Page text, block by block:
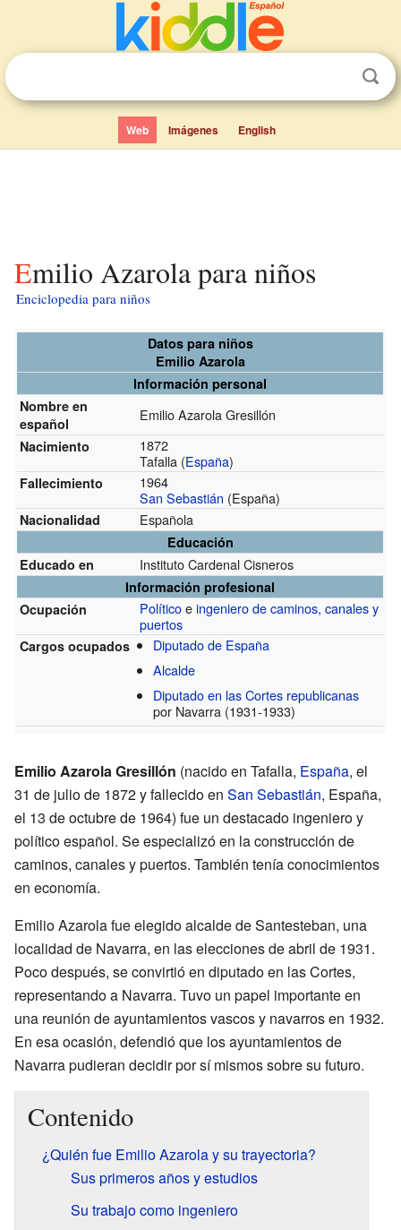
Web Imágenes English
Emilio Azarola para niños
Enciclopedia para niños
Datos para niños
Emilio Azarola
Información personal
Nombre en
español
Emilio Azarola Gresillón
Nacimiento
1872
Tafalla (España)
Fallecimiento
1964
San Sebastián (España)
Nacionalidad Española
Educación
Educado en
Instituto Cardenal Cisneros
Información profesional
Ocupación
Políticoeingeniero de caminos, canales y
puertos
Cargos ocupados
Diputado de España
Alcalde
Diputado en las Cortes republicanas
por Navarra (1931-1933)
Emilio Azarola Gresillón (nacido en Tafalla, España, el
31 de julio de 1872 y fallecido en San Sebastián, España,
el 13 de octubre de 1964) fue un destacado ingeniero y
político español. Se especializó en la construcción de
caminos, canales y puertos. También tenía conocimientos
en economía.
Emilio Azarola fue elegido alcalde de Santesteban, una
localidad de Navarra, en las elecciones de abril de 1931.
Poco después, se convirtió en diputado en las Cortes,
representando a Navarra. Tuvo un papel importante en
una reunión de ayuntamientos vascos y navarros en 1932.
En esa ocasión, defendió que los ayuntamientos de
Navarra pudieran decidir por sí mismos sobre su futuro.
Contenido
¿Quién fue Emilio Azarola y su trayectoria?
Sus primeros años y estudios
Su trabajo como ingeniero